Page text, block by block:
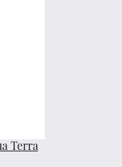
Terra